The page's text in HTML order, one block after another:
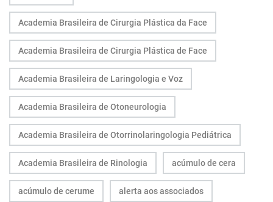
Academia Brasileira de Cirurgia Plástica da Face
Academia Brasileira de Cirurgia Plástica de Face
Academia Brasileira de Laringologia e Voz
Academia Brasileira de Otoneurologia
Academia Brasileira de Otorrinolaringologia Pediátrica
Academia Brasileira de Rinologia acúmulo de cera
acúmulo de cerume alerta aos associados